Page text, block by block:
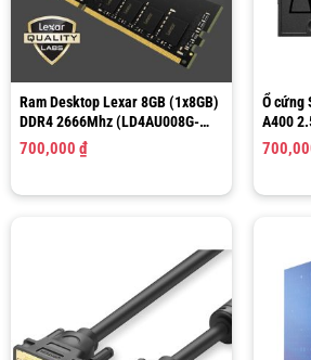
Ram Desktop Lexar 8GB (1x8GB)
DDR4 2666Mhz (LD4AU008G-
R2666G)
700,000 ₫
Ổ cứng
A400
hãng